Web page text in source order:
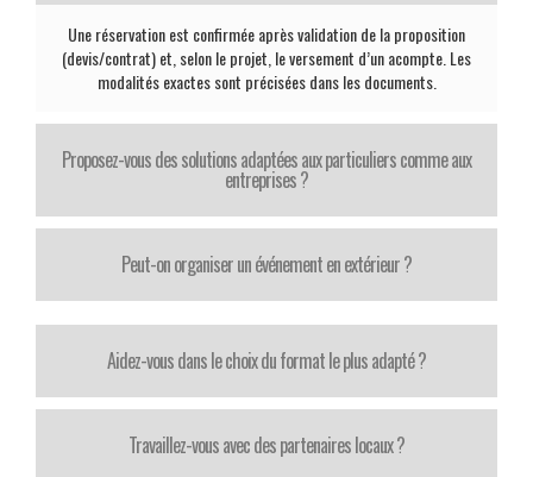
Une réservation est confirmée après validation de la proposition
(devis/contrat) et, selon le projet, le versement d’un acompte. Les
modalités exactes sont précisées dans les documents.
Proposez-vous des solutions adaptées aux particuliers comme aux
entreprises ?
Peut-on organiser un événement en extérieur ?
Aidez-vous dans le choix du format le plus adapté ?
Travaillez-vous avec des partenaires locaux ?